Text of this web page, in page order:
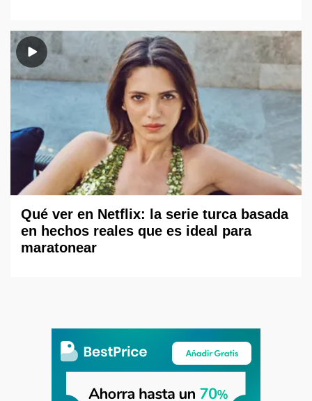
Qué ver en Netflix: la serie turca basada
en hechos reales que es ideal para
maratonear